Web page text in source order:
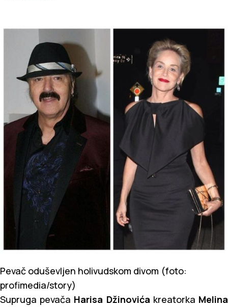
Pevač oduševljen holivudskom divom (foto:
profimedia/story)
Supruga pevača Harisa Džinovića kreatorka Melina